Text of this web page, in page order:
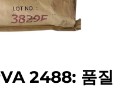
2488: 품질